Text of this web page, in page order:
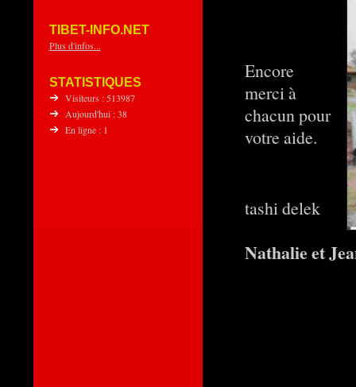
TIBET-INFO.NET
Plus d'infos...
STATISTIQUES
Visiteurs : 513987
Aujourd'hui : 38
En ligne : 1
Encore
merci à
chacun pour
votre aide.
tashi delek
Nathalie et